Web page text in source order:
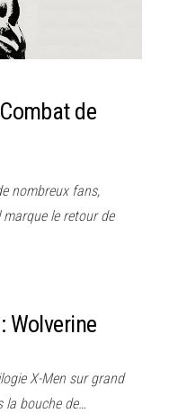
de
nombreux fans,
marque le retour de
Wolverine
X-Men sur grand
la bouche de…